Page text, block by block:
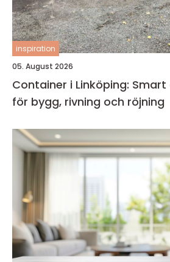
inspiration
05. August 2026
Container i Linköping:
för bygg, rivning och röjning